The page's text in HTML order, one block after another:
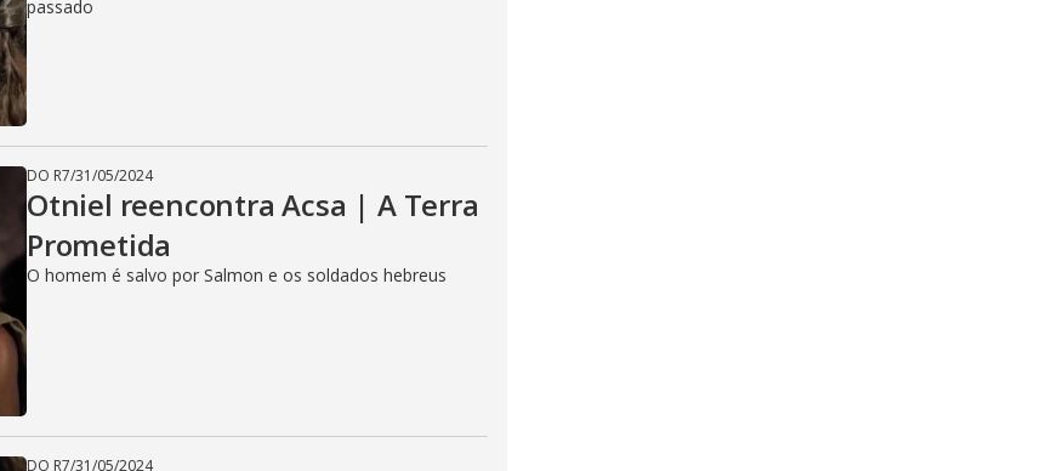
passado
DO R7/31/05/2024
Otniel reencontra Acsa | A Terra
Prometida
O homem é salvo por Salmon e os soldados hebreus
DO R7/31/05/2024